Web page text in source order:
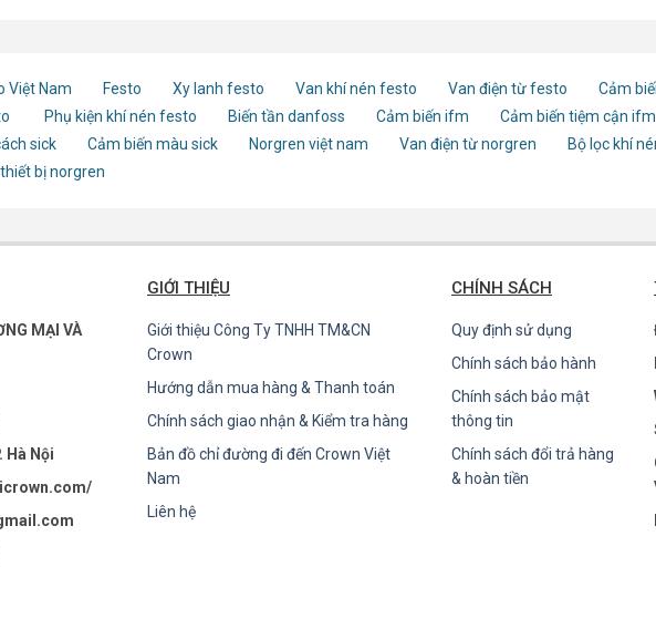
Việt Nam Festo Xy lanh festo Van khí nén festo Van điện từ festo Cảm
Phụ kiện khí nén festo Biến tần danfoss Cảm biến ifm Cảm biến tiệm cận ifm
sick
Cảm biến màu sick Norgren việt nam Van điện từ norgren Bộ lọc khí
bị norgren
MẠI VÀ
Hà Nội
GIỚI THIỆU
Giới thiệu Công Ty TNHH TM&CN
Crown
Hướng dẫn mua hàng & Thanh toán
Chính sách giao nhận & Kiểm tra hàng
Bản đồ chỉ đường đi đến Crown Việt
Nam
Liên hệ
CHÍNH SÁCH
Quy định sử dụng
Chính sách bảo hành
Chính sách bảo mật
thông tin
Chính sách đổi trả hàng
& hoàn tiền